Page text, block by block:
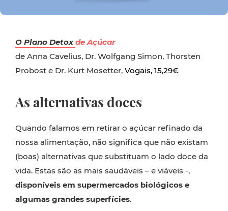
O Plano Detoxde Açúcar
de Anna Cavelius, Dr. Wolfgang Simon, Thorsten
Probost e Dr. Kurt Mosetter, Vogais, 15,29€
As alternativas doces
Quando falamos em retirar o açúcar refinado da
nossa alimentação, não significa que não existam
(boas) alternativas que substituam o lado doce da
vida. Estas são as mais saudáveis – e viáveis -,
disponíveis em supermercados biológicos e
algumas grandes superfícies.